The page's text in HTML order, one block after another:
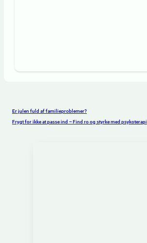
Er julen fuld af familieproblemer?
Frygt for ikke at passe ind – Find ro og styrke med psykoterapi